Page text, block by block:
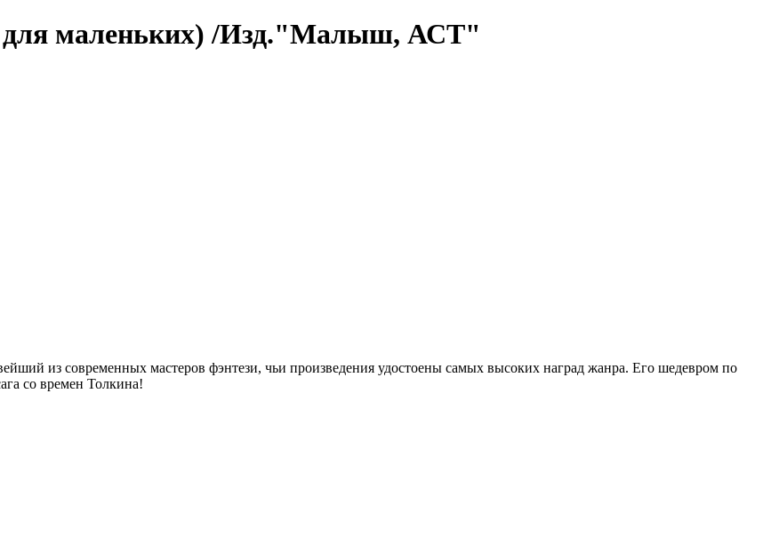
для маленьких) /Изд."Малыш, АСТ"
из современных мастеров фэнтези, чьи произведения удостоены самых высоких наград жанра. Его шедевром по
со времен Толкина!